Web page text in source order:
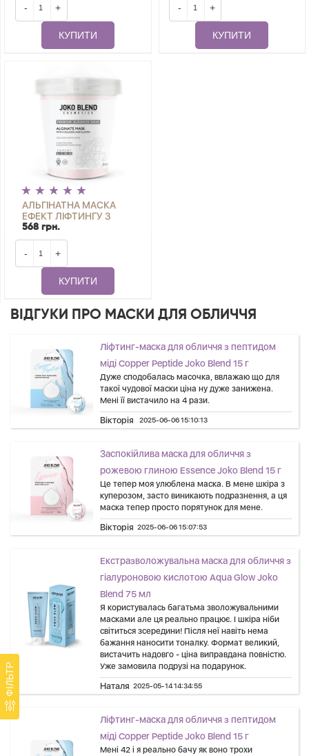
ФІЛЬТР
JOKO BLEND
- +
КУПИТИ
BLEND 20 Г
- +
КУПИТИ
АЛЬГІНАТНА МАСКА
ЕФЕКТ ЛІФТИНГУ З
КОЛАГЕНОМ І
ЕЛАСТИНОМ JOKO
BLEND 200 Г
568 грн.
- +
КУПИТИ
ВІДГУКИ ПРО МАСКИ ДЛЯ ОБЛИЧЧЯ
Ліфтинг-маска для обличчя з пептидом
міді Copper Peptide Joko Blend 15 г
Дуже сподобалась масочка, ввлажаю що для
такої чудової маски ціна ну дуже занижена.
Мені її вистачило на 4 рази.
Вікторія 2025-06-06 15:10:13
Заспокійлива маска для обличчя з
рожевою глиною Essence Joko Blend 15 г
Це тепер моя улюблена маска. В мене шкіра з
куперозом, засто виникають подразнення, а ця
маска тепер просто порятунок для мене.
Вікторія 2025-06-06 15:07:53
Екстразволожувальна маска для обличчя з
гіалуроновою кислотою Aqua Glow Joko
Blend 75 мл
Я користувалась багатьма зволожувальними
масками але ця реально працює. І шкіра ніби
світиться зсередини! Після неї навіть нема
бажання наносити тоналку. Формат великий,
вистачить надовго - ціна виправдана повністю.
Уже замовила подрузі на подарунок.
Наталя 2025-05-14 14:34:55
Ліфтинг-маска для обличчя з пептидом
міді Copper Peptide Joko Blend 15 г
Мені 42 і я реально бачу як воно трохи